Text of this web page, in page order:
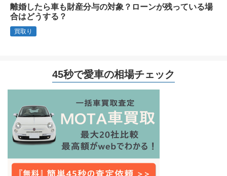
離婚したら車も財産分与の対象？ローンが残っている場
合はどうする？
買取り
45秒で愛車の相場チェック